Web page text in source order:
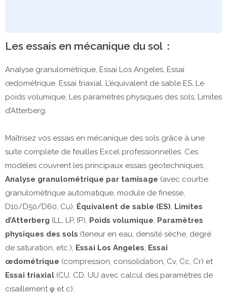
Les essais en mécanique du sol :
Analyse granulométrique, Essai Los Angeles, Essai
œdométrique, Essai triaxial, L’équivalent de sable ES, Le
poids volumique, Les paramétres physiques des sols, Limites
d’Atterberg.
Maîtrisez vos essais en mécanique des sols grâce à une
suite complète de feuilles Excel professionnelles. Ces
modèles couvrent les principaux essais géotechniques :
Analyse granulométrique par tamisage (avec courbe
granulométrique automatique, module de finesse,
D10/D50/D60, Cu), Équivalent de sable (ES), Limites
d’Atterberg (LL, LP, IP), Poids volumique, Paramètres
physiques des sols (teneur en eau, densité sèche, degré
de saturation, etc.), Essai Los Angeles, Essai
œdométrique
(compression, consolidation, Cv, Cc, Cr) et
Essai triaxial (CU, CD, UU avec calcul des paramètres de
cisaillement φ et c).